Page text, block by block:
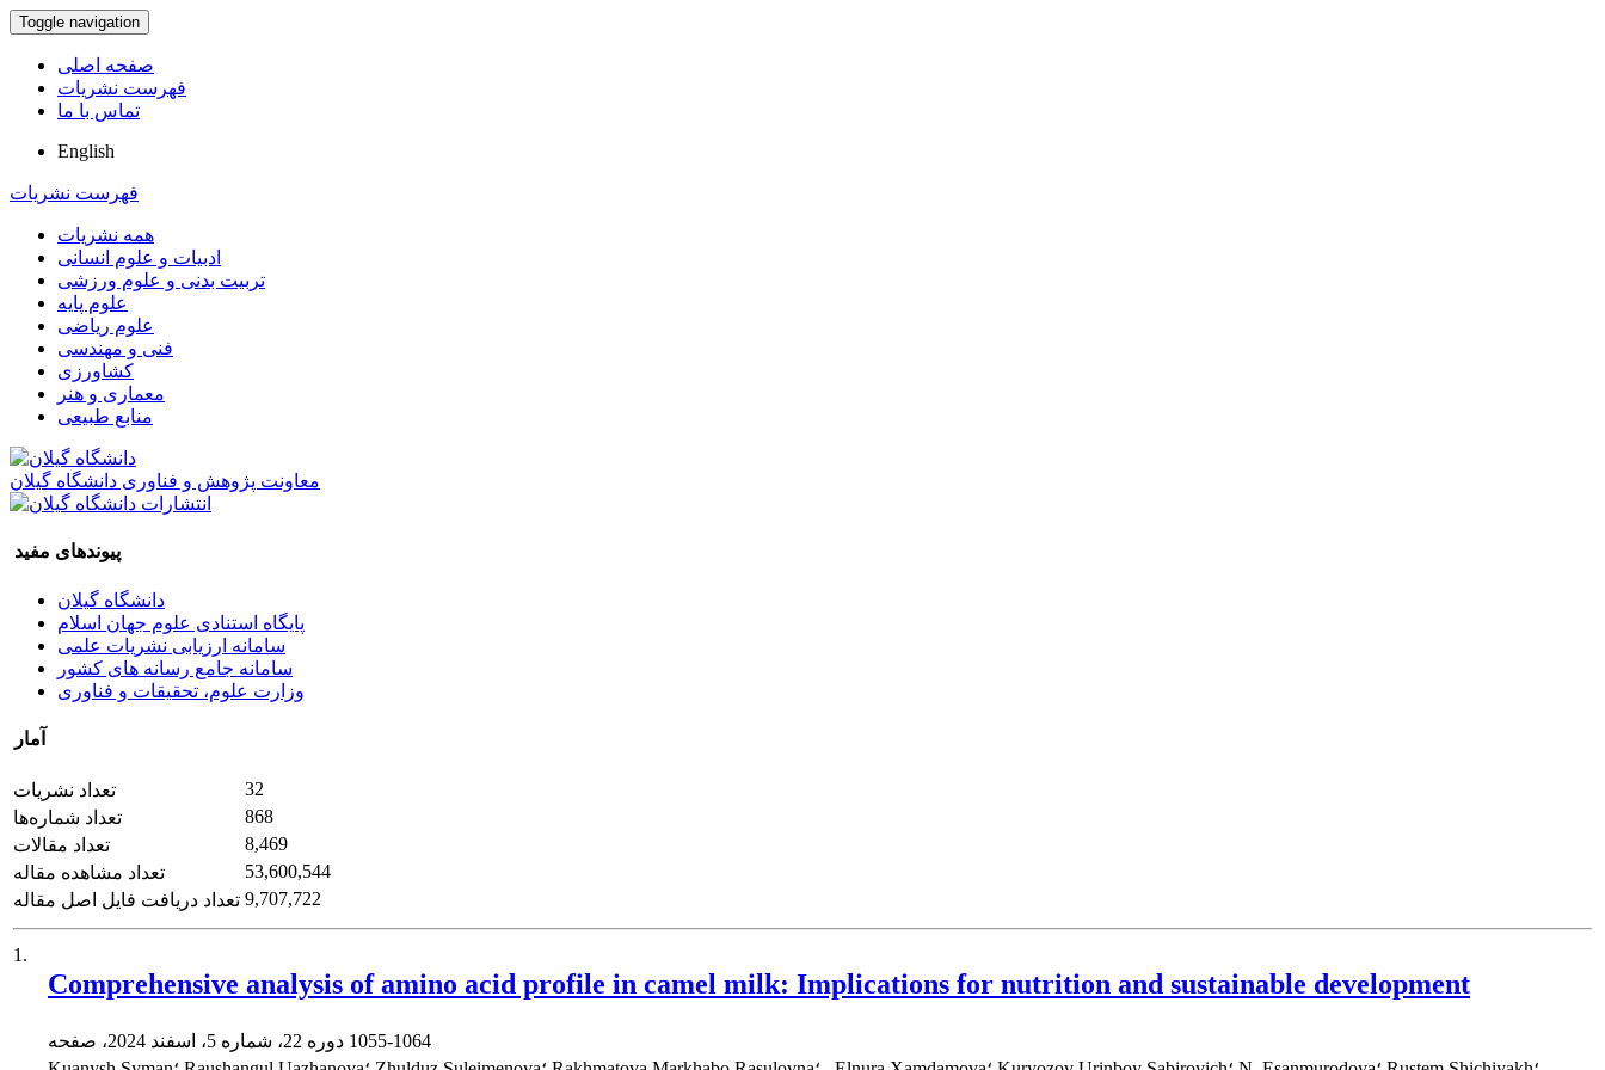
Toggle navigation
صفحه اصلی
فهرست نشریات
تماس با ما
English
فهرست نشریات
همه نشریات
ادبیات و علوم انسانی
تربیت بدنی و علوم ورزشی
علوم پایه
علوم ریاضی
فنی و مهندسی
کشاورزی
معماری و هنر
منابع طبیعی
معاونت پژوهش و فناوری دانشگاه گیلان
پیوندهای مفید
دانشگاه گیلان
پایگاه استنادی علوم جهان اسلام
سامانه ارزیابی نشریات علمی
سامانه جامع رسانه های کشور
وزارت علوم، تحقیقات و فناوری
آمار
تعداد نشریات
32
تعداد شماره‌ها
868
تعداد مقالات
8,469
تعداد مشاهده مقاله
53,600,544
تعداد دریافت فایل اصل مقاله 9,707,722
1.
Comprehensive analysis of amino acid profile in camel milk: Implications for nutrition and sustainable development
1055-1064